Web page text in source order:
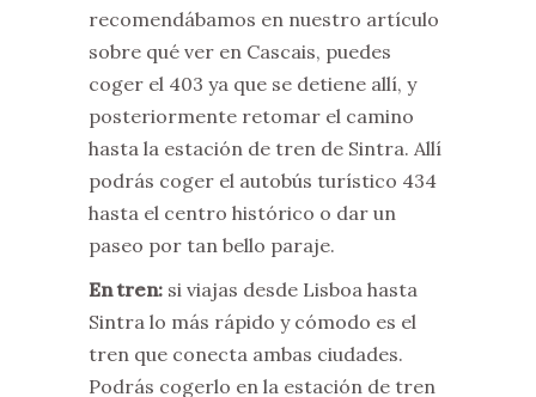
recomendábamos en nuestro artículo
sobre qué ver en Cascais, puedes
coger el 403 ya que se detiene allí, y
posteriormente retomar el camino
hasta la estación de tren de Sintra. Allí
podrás coger el autobús turístico 434
hasta el centro histórico o dar un
paseo por tan bello paraje.
En tren: si viajas desde Lisboa hasta
Sintra lo más rápido y cómodo es el
tren que conecta ambas ciudades.
Podrás cogerlo en la estación de tren